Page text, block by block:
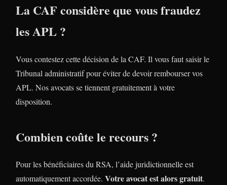
La CAF considère que vous fraudez
les APL ?
Vous contestez cette décision de la CAF. Il vous faut saisir le
Tribunal administratif pour éviter de devoir rembourser vos
APL. Nos avocats se tiennent gratuitement à votre
disposition.
Combien coûte le recours ?
Pour les bénéficiaires du RSA, l’aide juridictionnelle est
automatiquement accordée. Votre avocat est alors gratuit.